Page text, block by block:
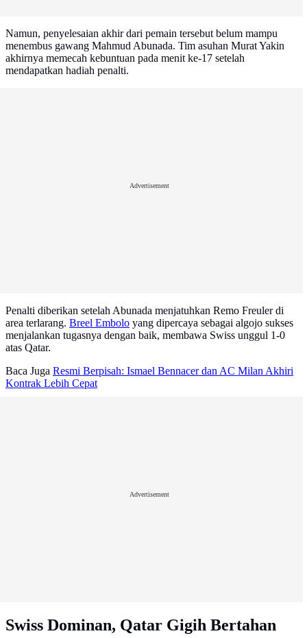
Namun, penyelesaian akhir dari pemain tersebut belum mampu
menembus gawang Mahmud Abunada. Tim asuhan Murat Yakin
akhirnya memecah kebuntuan pada menit ke-17 setelah
mendapatkan hadiah penalti.
Advertisement
Penalti diberikan setelah Abunada menjatuhkan Remo Freuler di
area terlarang. Breel Embolo yang dipercaya sebagai algojo sukses
menjalankan tugasnya dengan baik, membawa Swiss unggul 1-0
atas Qatar.
Baca Juga Resmi Berpisah: Ismael Bennacer dan AC Milan Akhiri
Kontrak Lebih Cepat
Advertisement
Swiss Dominan, Qatar Gigih Bertahan